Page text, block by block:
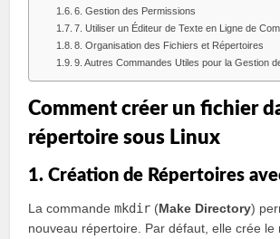
6. Gestion des Permissions
7. Utiliser un Éditeur de Texte en Ligne de
8. Organisation des Fichiers et Répertoires
9. Autres Commandes Utiles pour la Gestion
Comment créer un fichier
répertoire sous Linux
1. Création de Répertoires
La commandemkdir (Make Directory)
nouveau répertoire. Par défaut, elle crée le